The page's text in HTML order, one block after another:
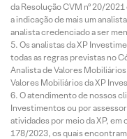
da Resolução CVM nº 20/
a indicação de mais um
analista credenciado a ser
Os analistas da XP
todas as regras previstas no
Analista de Valores
Valores Mobiliários da XP
O atendimento de nossos
Investimentos ou por
atividades por meio da XP, em
178/2023, os quais